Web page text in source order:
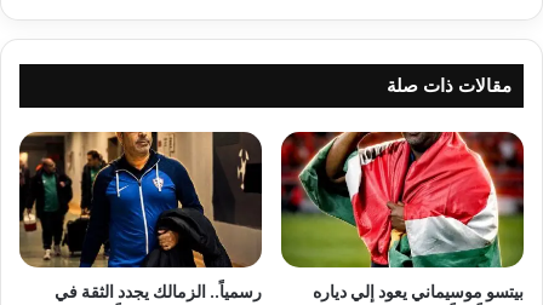
مقالات ذات صلة
بيتسو موسيماني يعود إلي دياره
رسمياً.. الزمالك يجدد الثقة في